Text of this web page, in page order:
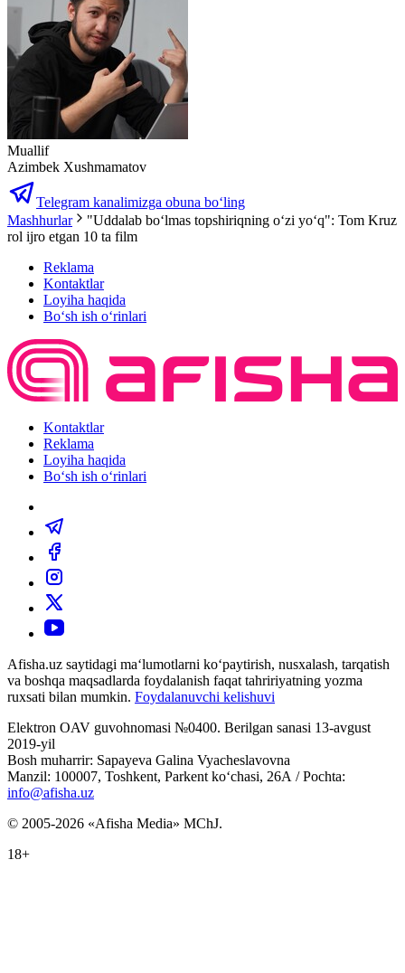
Muallif
Azimbek Xushmamatov
Telegram kanalimizga obuna bo‘ling
Mashhurlar
"Uddalab boʻlmas topshiriqning oʻzi yoʻq": Tom Kruz
rol ijro etgan 10 ta film
Reklama
Kontaktlar
Loyiha haqida
Bo‘sh ish o‘rinlari
Kontaktlar
Reklama
Loyiha haqida
Bo‘sh ish o‘rinlari
Afisha.uz saytidagi ma‘lumotlarni ko‘paytirish, nusxalash, tarqatish
va boshqa maqsadlarda foydalanish faqat tahririyatning yozma
ruxsati bilan mumkin. Foydalanuvchi kelishuvi
Elektron OAV guvohnomasi №0400. Berilgan sanasi 13-avgust
2019-yil
Bosh muharrir: Sapayeva Galina Vyacheslavovna
Manzil: 100007, Toshkent, Parkent ko‘chasi, 26А / Pochta:
info@afisha.uz
© 2005-2026 «Afisha Media» MChJ.
18+